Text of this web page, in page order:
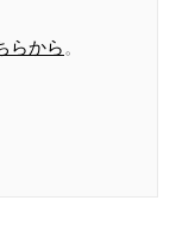
らから。